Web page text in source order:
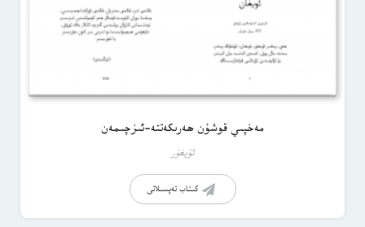
مەخپىي قوشۇن ھەرىكەتتە-ئىزچىمەن
ئۇيغۇر
كىتاب تەپسىلاتى